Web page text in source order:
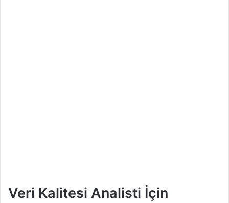
Veri Kalitesi Analisti İçin